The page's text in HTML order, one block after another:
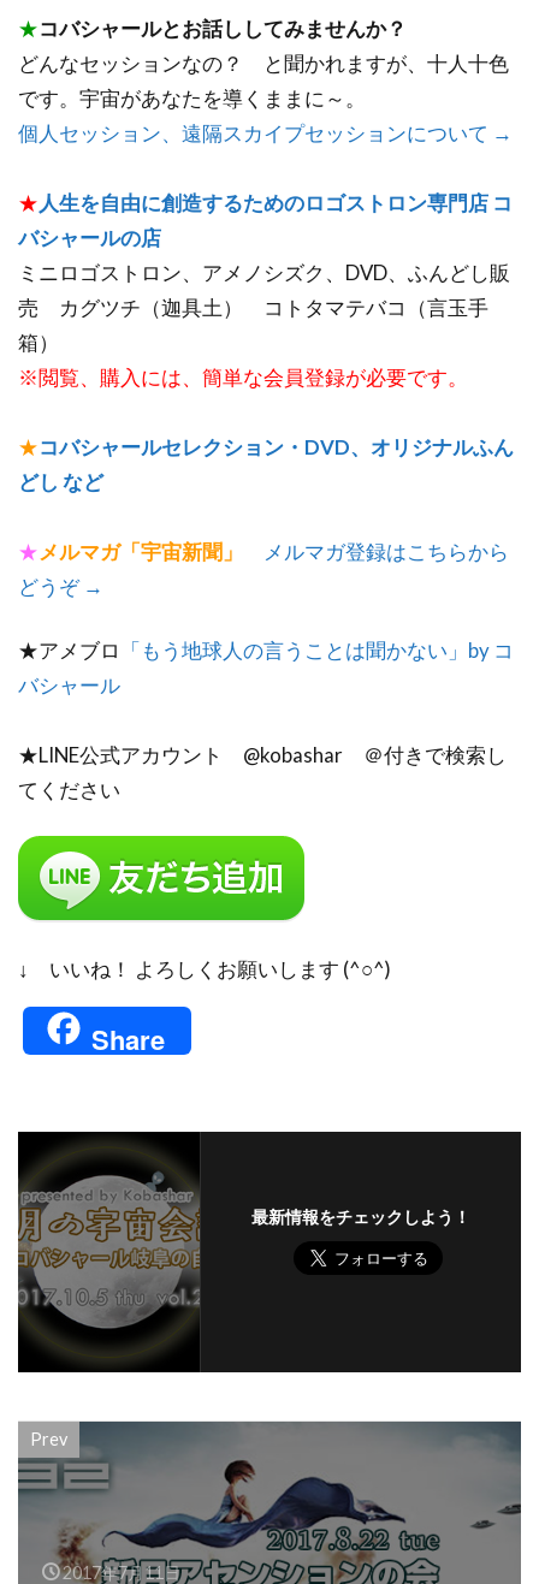
★コバシャールとお話ししてみませんか？
どんなセッションなの？ と聞かれますが、十人十色
です。宇宙があなたを導くままに～。
個人セッション、遠隔スカイプセッションについて →
★人生を自由に創造するためのロゴストロン専門店 コ
バシャールの店
ミニロゴストロン、アメノシズク、DVD、ふんどし販
売 カグツチ（迦具土） コトタマテバコ（言玉手
箱）
※閲覧、購入には、簡単な会員登録が必要です。
★コバシャールセレクション・DVD、オリジナルふん
どし など
★メルマガ「宇宙新聞」
メルマガ登録はこちらから
どうぞ →
★アメブロ
「もう地球人の言うことは聞かない」by コ
バシャール
★LINE公式アカウント @kobashar ＠付きで検索し
てください
↓ いいね！ よろしくお願いします (^○^)
Share
最新情報をチェックしよう！
Prev
2017年7月11日